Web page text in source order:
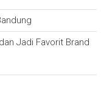
Jadi Favorit Brand